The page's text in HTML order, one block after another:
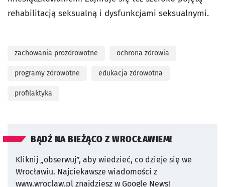
rehabilitacją seksualną i dysfunkcjami seksualnymi.
zachowania prozdrowotne ochrona zdrowia
programy zdrowotne edukacja zdrowotna
profilaktyka
BĄDŹ NA BIEŻĄCO Z WROCŁAWIEM!
Kliknij „obserwuj”, aby wiedzieć, co dzieje się we
Wrocławiu. Najciekawsze wiadomości z
www.wroclaw.pl znajdziesz w Google News!